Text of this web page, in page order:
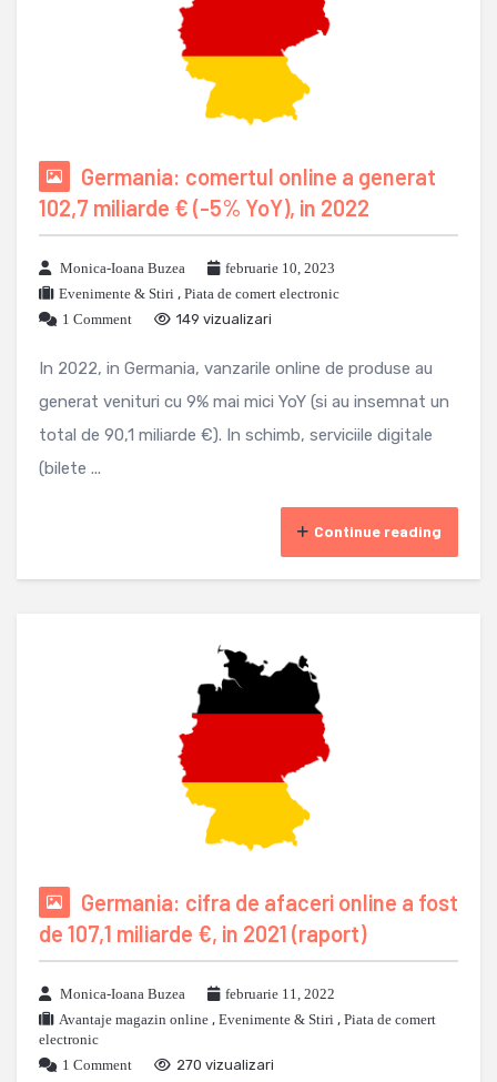
Germania: comertul online a generat
102,7 miliarde € (-5% YoY), in 2022
Monica-Ioana Buzea
februarie 10, 2023
Evenimente & Stiri , Piata de comert electronic
1 Comment
149 vizualizari
In 2022, in Germania, vanzarile online de produse au
generat venituri cu 9% mai mici YoY (si au insemnat un
total de 90,1 miliarde €). In schimb, serviciile digitale
(bilete ...
Continue reading
Germania: cifra de afaceri online a fost
de 107,1 miliarde €, in 2021 (raport)
Monica-Ioana Buzea
februarie 11, 2022
Avantaje magazin online , Evenimente & Stiri , Piata de comert
electronic
1 Comment
270 vizualizari